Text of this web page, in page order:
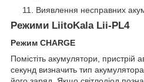
Виявлення несправних
Режими LiitoKala Lii-PL4
Режим CHARGE
Помістіть акумулятори, пристрій
секунд визначить тип